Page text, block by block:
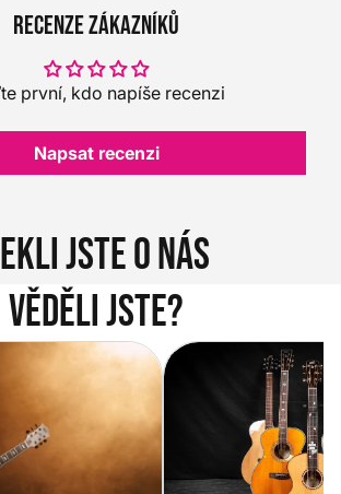
Recenze zákazníků
první, kdo napíše recenzi
Napsat recenzi
jste o nás
Věděli jste?
e-shopu Music
Jak vybrat